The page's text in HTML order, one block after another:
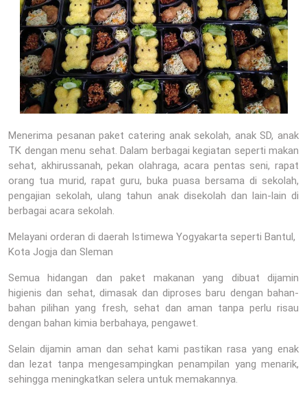
Menerima pesanan paket catering anak sekolah, anak SD, anak
TK dengan menu sehat. Dalam berbagai kegiatan seperti makan
sehat, akhirussanah, pekan olahraga, acara pentas seni, rapat
orang tua murid, rapat guru, buka puasa bersama di sekolah,
pengajian sekolah, ulang tahun anak disekolah dan lain-lain di
berbagai acara sekolah.
Melayani orderan di daerah Istimewa Yogyakarta seperti Bantul,
Kota Jogja dan Sleman
Semua hidangan dan paket makanan yang dibuat dijamin
higienis dan sehat, dimasak dan diproses baru dengan bahan-
bahan pilihan yang fresh, sehat dan aman tanpa perlu risau
dengan bahan kimia berbahaya, pengawet.
Selain dijamin aman dan sehat kami pastikan rasa yang enak
dan lezat tanpa mengesampingkan penampilan yang menarik,
sehingga meningkatkan selera untuk memakannya.